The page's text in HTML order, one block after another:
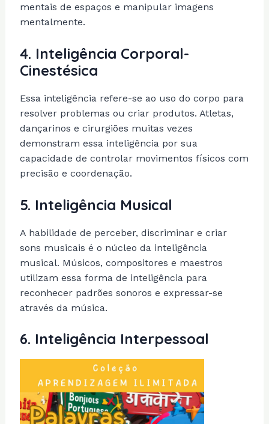
mentais de espaços e manipular imagens
mentalmente.
4. Inteligência Corporal-
Cinestésica
Essa inteligência refere-se ao uso do corpo para
resolver problemas ou criar produtos. Atletas,
dançarinos e cirurgiões muitas vezes
demonstram essa inteligência por sua
capacidade de controlar movimentos físicos com
precisão e coordenação.
5. Inteligência Musical
A habilidade de perceber, discriminar e criar
sons musicais é o núcleo da inteligência
musical. Músicos, compositores e maestros
utilizam essa forma de inteligência para
reconhecer padrões sonoros e expressar-se
através da música.
6. Inteligência Interpessoal